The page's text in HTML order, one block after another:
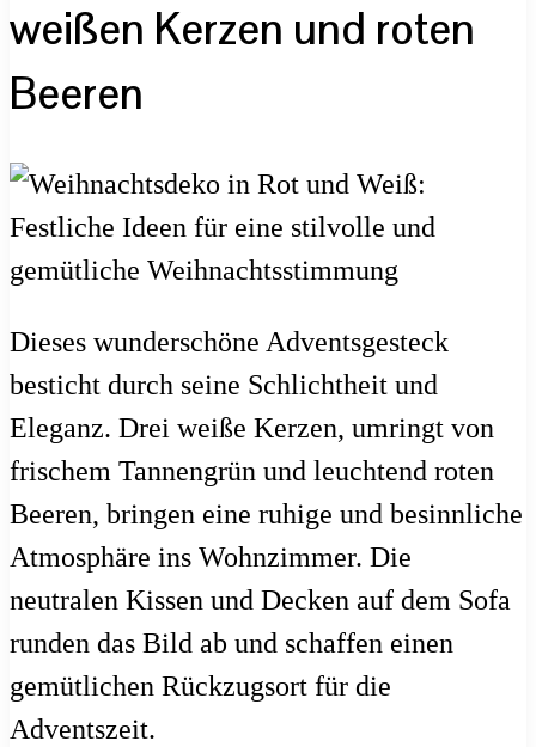
weißen Kerzen und roten
Beeren
Dieses wunderschöne Adventsgesteck
besticht durch seine Schlichtheit und
Eleganz. Drei weiße Kerzen, umringt von
frischem Tannengrün und leuchtend roten
Beeren, bringen eine ruhige und besinnliche
Atmosphäre ins Wohnzimmer. Die
neutralen Kissen und Decken auf dem Sofa
runden das Bild ab und schaffen einen
gemütlichen Rückzugsort für die
Adventszeit.